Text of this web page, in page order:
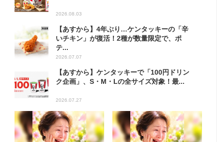
2026.08.03
【あすから】4年ぶり…ケンタッキーの「辛
いチキン」が復活！2種が数量限定で、ポ
テ...
2026.07.07
【あすから】ケンタッキーで「100円ドリン
ク企画」、S・M・Lの全サイズ対象！最...
2026.07.27